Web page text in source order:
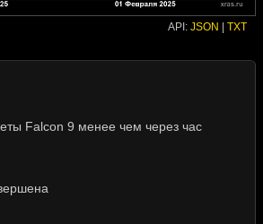
API: JSON | TXT
Falcon 9 менее чем через час